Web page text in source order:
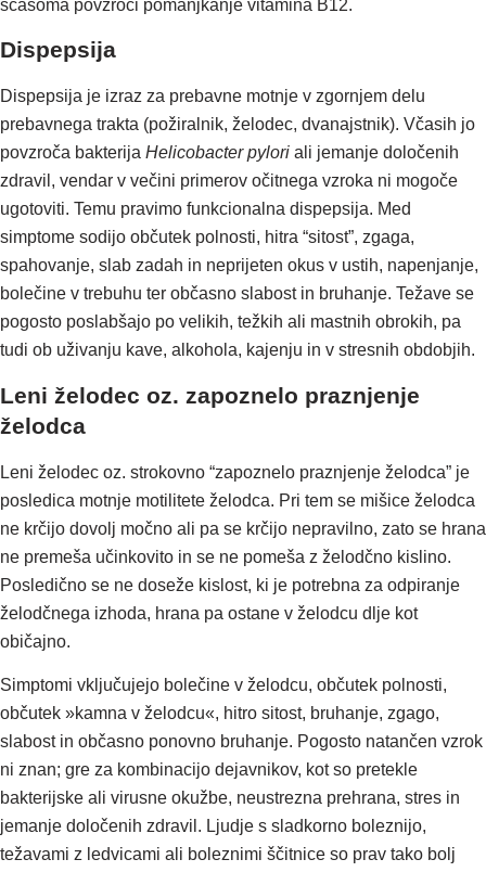
sčasoma povzroči pomanjkanje vitamina B12.
Dispepsija
Dispepsija je izraz za prebavne motnje v zgornjem delu
prebavnega trakta (požiralnik, želodec, dvanajstnik). Včasih jo
povzroča bakterija Helicobacter pylori ali jemanje določenih
zdravil, vendar v večini primerov očitnega vzroka ni mogoče
ugotoviti. Temu pravimo funkcionalna dispepsija. Med
simptome sodijo občutek polnosti, hitra “sitost”, zgaga,
spahovanje, slab zadah in neprijeten okus v ustih, napenjanje,
bolečine v trebuhu ter občasno slabost in bruhanje. Težave se
pogosto poslabšajo po velikih, težkih ali mastnih obrokih, pa
tudi ob uživanju kave, alkohola, kajenju in v stresnih obdobjih.
Leni želodec oz. zapoznelo praznjenje
želodca
Leni želodec oz. strokovno “zapoznelo praznjenje želodca” je
posledica motnje motilitete želodca. Pri tem se mišice želodca
ne krčijo dovolj močno ali pa se krčijo nepravilno, zato se hrana
ne premeša učinkovito in se ne pomeša z želodčno kislino.
Posledično se ne doseže kislost, ki je potrebna za odpiranje
želodčnega izhoda, hrana pa ostane v želodcu dlje kot
običajno.
Simptomi vključujejo bolečine v želodcu, občutek polnosti,
občutek »kamna v želodcu«, hitro sitost, bruhanje, zgago,
slabost in občasno ponovno bruhanje. Pogosto natančen vzrok
ni znan; gre za kombinacijo dejavnikov, kot so pretekle
bakterijske ali virusne okužbe, neustrezna prehrana, stres in
jemanje določenih zdravil. Ljudje s sladkorno boleznijo,
težavami z ledvicami ali boleznimi ščitnice so prav tako bolj